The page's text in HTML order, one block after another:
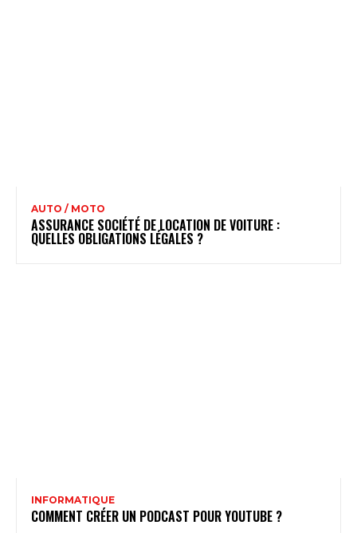
AUTO / MOTO
ASSURANCE SOCIÉTÉ DE LOCATION DE VOITURE :
QUELLES OBLIGATIONS LÉGALES ?
INFORMATIQUE
COMMENT CRÉER UN PODCAST POUR YOUTUBE ?